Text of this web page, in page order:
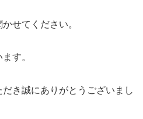
せてください。
す。
き誠にありがとうございまし